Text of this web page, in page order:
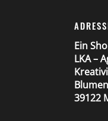
Ein
LKA –
39122